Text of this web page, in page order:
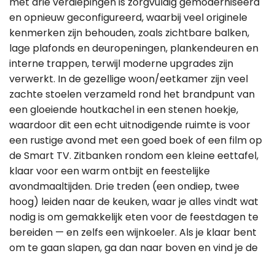
en opnieuw geconfigureerd, waarbij veel originele
kenmerken zijn behouden, zoals zichtbare balken,
lage plafonds en deuropeningen, plankendeuren en
interne trappen, terwijl moderne upgrades zijn
verwerkt. In de gezellige woon/eetkamer zijn veel
zachte stoelen verzameld rond het brandpunt van
een gloeiende houtkachel in een stenen hoekje,
waardoor dit een echt uitnodigende ruimte is voor
een rustige avond met een goed boek of een film op
de Smart TV. Zitbanken rondom een kleine eettafel,
klaar voor een warm ontbijt en feestelijke
avondmaaltijden. Drie treden (een ondiep, twee
hoog) leiden naar de keuken, waar je alles vindt wat
nodig is om gemakkelijk eten voor de feestdagen te
bereiden — en zelfs een wijnkoeler. Als je klaar bent
om te gaan slapen, ga dan naar boven en vind je de